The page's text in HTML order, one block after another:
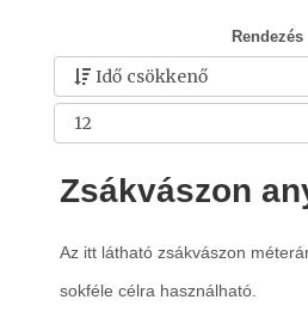
Rendezés
Zsákvászon
Az itt látható zsákvászon
sokféle célra használható.